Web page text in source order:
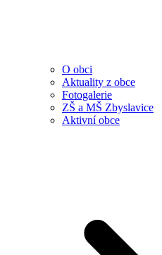
O obci
Aktuality z obce
Fotogalerie
ZŠ a MŠ Zbyslavice
Aktivní obce